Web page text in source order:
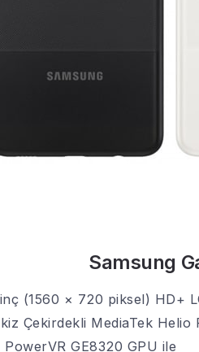
Samsung
(1560 × 720 piksel) HD+
Çekirdekli MediaTek
GE8320 GPU ile